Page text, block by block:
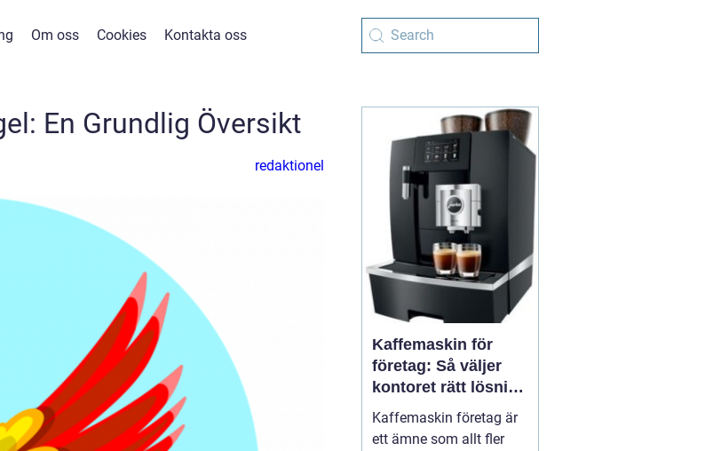
Om oss Cookies Kontakta oss
En Grundlig Översikt
redaktionel
Kaffemaskin för
företag: Så väljer
kontoret rätt lösning
för kaffe på jobbet
Kaffemaskin företag är
ett ämne som allt fler